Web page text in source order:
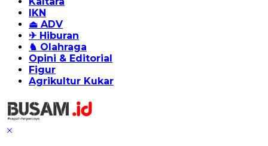
IKN
⏏ ADV
✈ Hiburan
♞ Olahraga
Opini & Editorial
Figur
Agrikultur Kukar